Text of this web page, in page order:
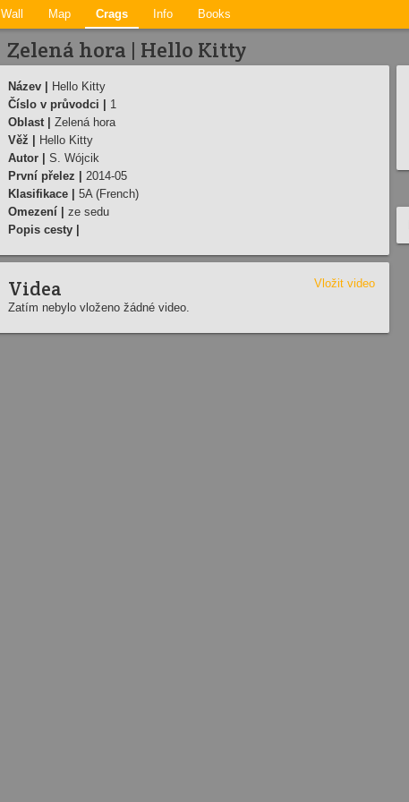
Wall Map Crags Info Books
Zelená hora | Hello Kitty
Název |
Hello Kitty
Číslo v průvodci |
1
Oblast |
Zelená hora
Věž |
Hello Kitty
Autor |
S. Wójcik
První přelez |
2014-05
Klasifikace |
5A (French)
Omezení |
ze sedu
Popis cesty |
Videa
Vložit video
Zatím nebylo vloženo žádné video.